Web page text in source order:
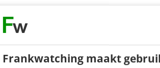
Frankwatching maakt